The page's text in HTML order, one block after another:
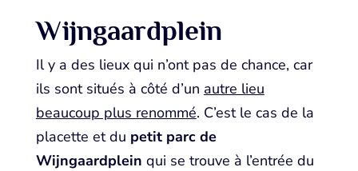
Wijngaardplein
Il y a des lieux qui n’ont pas de chance, car
ils sont situés à côté d’un autre lieu
beaucoup plus renommé. C’est le cas de la
placette et du petit parc de
Wijngaardplein qui se trouve à l’entrée du